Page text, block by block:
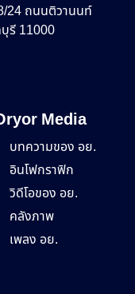
24 ถนนติวานนท์
รี 11000
Media
บทความของ อย.
อินโฟกราฟิก
วิดีโอของ อย.
คลังภาพ
เพลง อย.